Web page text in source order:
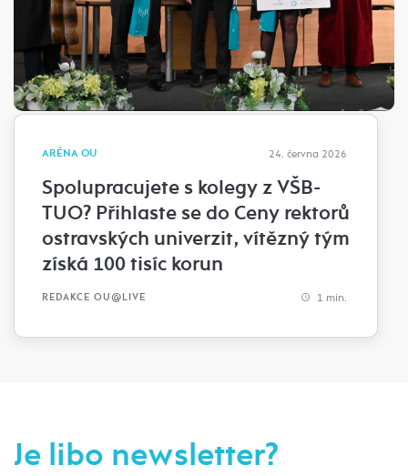
ARÉNA OU 24. června 2026
Spolupracujete s kolegy z VŠB-
TUO? Přihlaste se do Ceny rektorů
ostravských univerzit, vítězný tým
získá 100 tisíc korun
REDAKCE OU@LIVE 1 min.
Je libo newsletter?